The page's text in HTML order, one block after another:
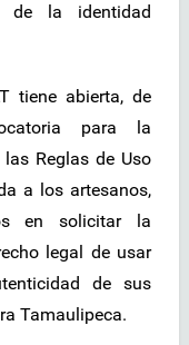
de la identidad
tiene abierta, de
para la
Reglas de Uso
a los artesanos,
en solicitar la
legal de usar
de sus
Tamaulipeca.